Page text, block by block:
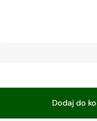
Dodaj do